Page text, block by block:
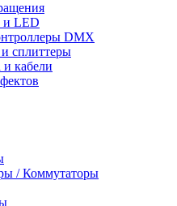
и LED
DMX
сплиттеры
кабели
/ Коммутаторы